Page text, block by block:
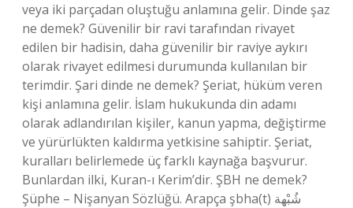
veya iki parçadan oluştuğu anlamına gelir. Dinde şaz
ne demek? Güvenilir bir ravi tarafından rivayet
edilen bir hadisin, daha güvenilir bir raviye aykırı
olarak rivayet edilmesi durumunda kullanılan bir
terimdir. Şari dinde ne demek? Şeriat, hüküm veren
kişi anlamına gelir. İslam hukukunda din adamı
olarak adlandırılan kişiler, kanun yapma, değiştirme
ve yürürlükten kaldırma yetkisine sahiptir. Şeriat,
kuralları belirlemede üç farklı kaynağa başvurur.
Bunlardan ilki, Kuran-ı Kerim’dir. ŞBH ne demek?
Şüphe – Nişanyan Sözlüğü. Arapça şbha(t) شُبْهة